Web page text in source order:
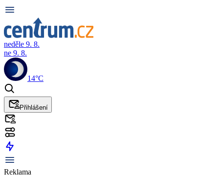
neděle 9. 8.
ne 9. 8.
14°C
Přihlášení
Reklama